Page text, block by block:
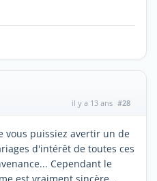
il y a 13 ans #28
vous puissiez avertir un de
d'intérêt de toutes ces
Cependant le